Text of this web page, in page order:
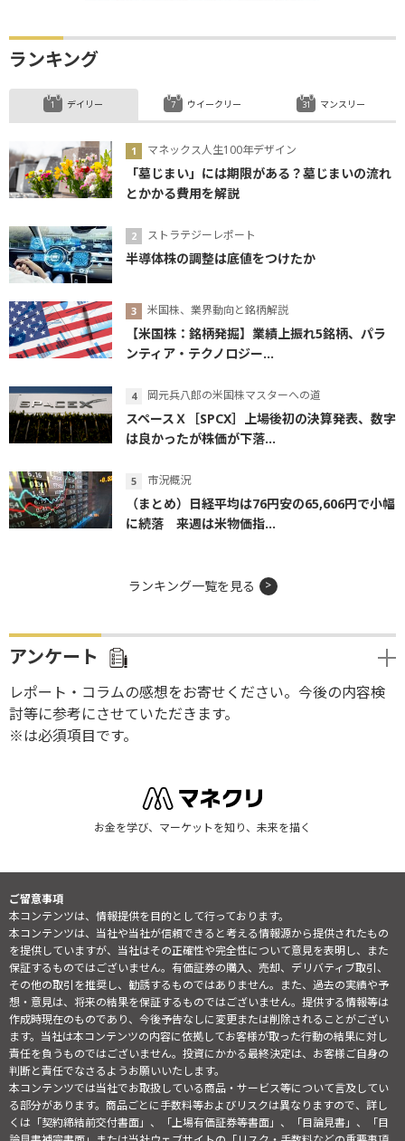
ランキング
デイリー
マネックス人生100年デザイン
「墓じまい」には期限がある？墓じまいの流れ
とかかる費用を解説
ストラテジーレポート
半導体株の調整は底値をつけたか
米国株、業界動向と銘柄解説
【米国株：銘柄発掘】業績上振れ5銘柄、パラ
ンティア・テクノロジー...
岡元兵八郎の米国株マスターへの道
スペースＸ［SPCX］上場後初の決算発表、数字
は良かったが株価が下落...
市況概況
（まとめ）日経平均は76円安の65,606円で小幅
に続落 来週は米物価指...
ウイークリー マンスリー
ランキング一覧を見る
アンケート
レポート・コラムの感想をお寄せください。今後の内容検
討等に参考にさせていただきます。
※は必須項目です。
お金を学び、マーケットを知り、未来を描く
ご留意事項
本コンテンツは、情報提供を目的として行っております。
本コンテンツは、当社や当社が信頼できると考える情報源から提供されたもの
を提供していますが、当社はその正確性や完全性について意見を表明し、また
保証するものではございません。有価証券の購入、売却、デリバティブ取引、
その他の取引を推奨し、勧誘するものではありません。また、過去の実績や予
想・意見は、将来の結果を保証するものではございません。提供する情報等は
作成時現在のものであり、今後予告なしに変更または削除されることがござい
ます。当社は本コンテンツの内容に依拠してお客様が取った行動の結果に対し
責任を負うものではございません。投資にかかる最終決定は、お客様ご自身の
判断と責任でなさるようお願いいたします。
本コンテンツでは当社でお取扱している商品・サービス等について言及してい
る部分があります。商品ごとに手数料等およびリスクは異なりますので、詳し
くは「契約締結前交付書面」、「上場有価証券等書面」、「目論見書」、「目